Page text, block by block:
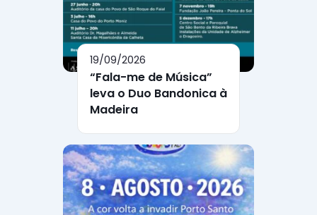
19/09/2026
“Fala-me de Música”
leva o Duo Bandonica à
Madeira